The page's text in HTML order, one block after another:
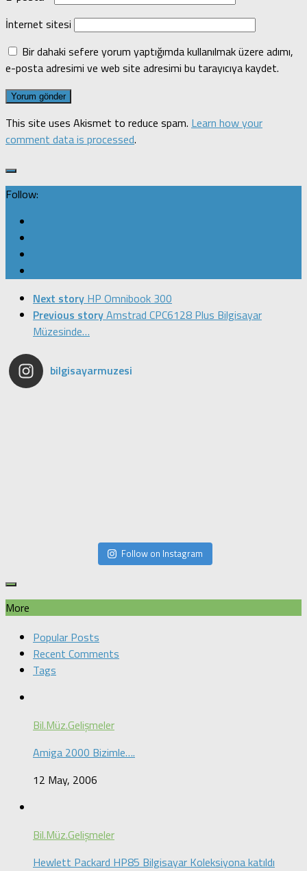
İnternet sitesi
Bir dahaki sefere yorum yaptığımda kullanılmak üzere adımı,
e-posta adresimi ve web site adresimi bu tarayıcıya kaydet.
This site uses Akismet to reduce spam. Learn how your
comment data is processed.
Follow:
Next story HP Omnibook 300
Previous storyAmstrad CPC6128 Plus Bilgisayar
Müzesinde…
bilgisayarmuzesi
Follow on Instagram
More
Popular Posts
Recent Comments
Tags
Bil.Müz.Gelişmeler
Amiga 2000 Bizimle….
12 May, 2006
Bil.Müz.Gelişmeler
Hewlett Packard HP85 Bilgisayar Koleksiyona katıldı